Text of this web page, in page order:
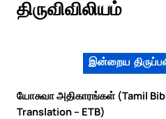
திருவிவிலியம்
இன்றைய
யோசுவா அதிகாரங்கள் (Tamil
Translation – ETB)